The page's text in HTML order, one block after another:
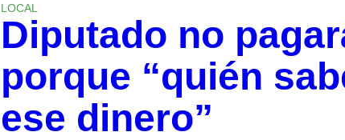
LOCAL
Diputado no
porque “quién
ese dinero”